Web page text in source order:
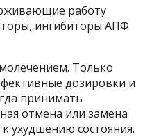
работу
ингибиторы АПФ
Только
дозировки и
принимать
отмена или замена
ухудшению состояния.